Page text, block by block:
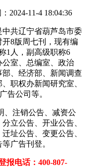
2024-11-4 18:04:36
共辽宁省葫芦岛市委
8版周七刊，现有编
1人，副高级职称6
公室、总编室、政治
、经济部、新闻调查
职权办新闻研究室、
告公司等。
、注销公告、减资公
立公告、开业公告、
址公告、变更公告、
广告刊登。
报电话：400-807-